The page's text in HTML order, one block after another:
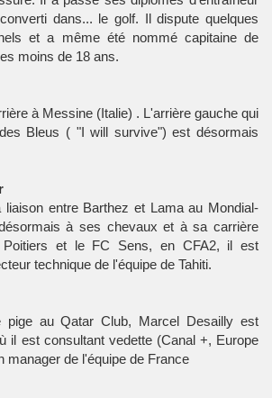
dans... le golf. Il dispute quelques
et a même été nommé capitaine de
moins de 18 ans.
à Messine (Italie) . L'arrière gauche qui
Bleus ( "I will survive") est désormais
entre Barthez et Lama au Mondial-
à ses chevaux et à sa carrière
Poitiers et le FC Sens, en CFA2, il est
technique de l'équipe de Tahiti.
pige au Qatar Club, Marcel Desailly est
il est consultant vedette (Canal +, Europe
manager de l'équipe de France